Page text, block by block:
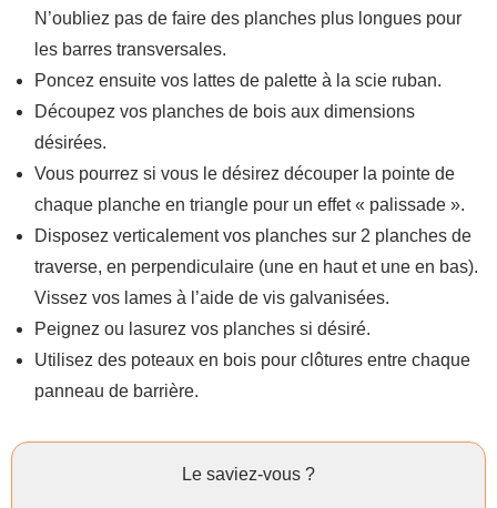
N’oubliez pas de faire des planches plus longues pour
les barres transversales.
Poncez ensuite vos lattes de palette à la scie ruban.
Découpez vos planches de bois aux dimensions
désirées.
Vous pourrez si vous le désirez découper la pointe de
chaque planche en triangle pour un effet « palissade ».
Disposez verticalement vos planches sur 2 planches de
traverse, en perpendiculaire (une en haut et une en bas).
Vissez vos lames à l’aide de vis galvanisées.
Peignez ou lasurez vos planches si désiré.
Utilisez des poteaux en bois pour clôtures entre chaque
panneau de barrière.
Le saviez-vous ?